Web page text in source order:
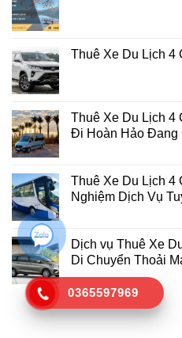
Thuê Xe Du Lịch 4
Thuê Xe Du Lịch 4
Đi Hoàn Hảo Đang
Thuê Xe Du Lịch 4
Nghiệm Dịch Vụ
Dịch vụ Thuê Xe
Di Chuyển Thoải
0365597969